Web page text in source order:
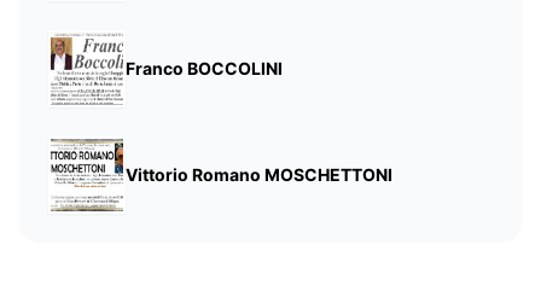
Franco BOCCOLINI
Vittorio Romano MOSCHETTONI